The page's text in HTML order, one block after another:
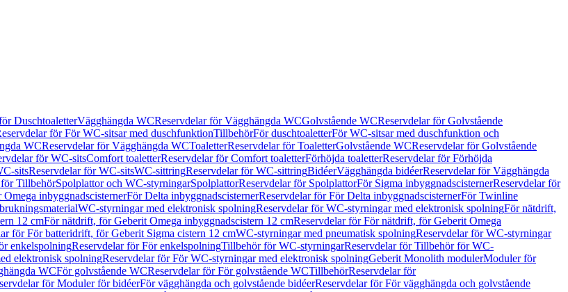
DuschtoaletterVägghängda WCReservdelar för Vägghängda WCGolvstående WCReservdelar för Golvstående
för För WC-sitsar med duschfunktionTillbehörFör duschtoaletterFör WC-sitsar med duschfunktion och
WCReservdelar för Vägghängda WCToaletterReservdelar för ToaletterGolvstående WCReservdelar för Golvstående
för WC-sitsComfort toaletterReservdelar för Comfort toaletterFörhöjda toaletterReservdelar för Förhöjda
sitsReservdelar för WC-sitsWC-sittringReservdelar för WC-sittringBidéerVägghängda bidéerReservdelar för Vägghängda
TillbehörSpolplattor och WC-styrningarSpolplattorReservdelar för SpolplattorFör Sigma inbyggnadscisternerReservdelar för
inbyggnadscisternerFör Delta inbyggnadscisternerReservdelar för För Delta inbyggnadscisternerFör Twinline
WC-styrningar med elektronisk spolningReservdelar för WC-styrningar med elektronisk spolningFör nätdrift,
12 cmFör nätdrift, för Geberit Omega inbyggnadscistern 12 cmReservdelar för För nätdrift, för Geberit Omega
för För batteridrift, för Geberit Sigma cistern 12 cmWC-styrningar med pneumatisk spolningReservdelar för WC-styrningar
enkelspolningReservdelar för För enkelspolningTillbehör för WC-styrningarReservdelar för Tillbehör för WC-
elektronisk spolningReservdelar för För WC-styrningar med elektronisk spolningGeberit Monolith modulerModuler för
WCFör golvstående WCReservdelar för För golvstående WCTillbehörReservdelar för
för Moduler för bidéerFör vägghängda och golvstående bidéerReservdelar för För vägghängda och golvstående